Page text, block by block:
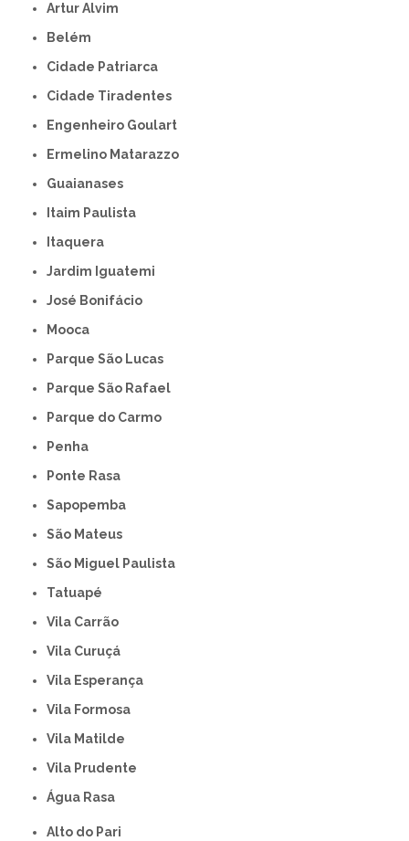
Artur Alvim
Belém
Cidade Patriarca
Cidade Tiradentes
Engenheiro Goulart
Ermelino Matarazzo
Guaianases
Itaim Paulista
Itaquera
Jardim Iguatemi
José Bonifácio
Mooca
Parque São Lucas
Parque São Rafael
Parque do Carmo
Penha
Ponte Rasa
Sapopemba
São Mateus
São Miguel Paulista
Tatuapé
Vila Carrão
Vila Curuçá
Vila Esperança
Vila Formosa
Vila Matilde
Vila Prudente
Água Rasa
Alto do Pari